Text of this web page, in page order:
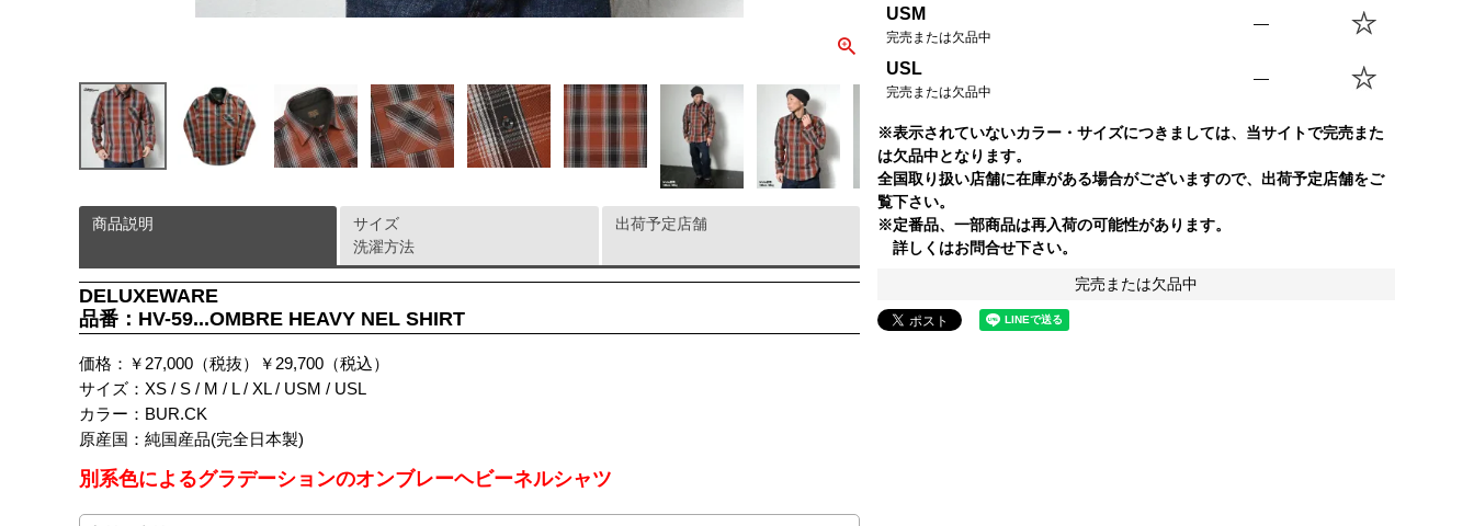
商品説明
DELUXEWARE
品番：HV-59...OMBRE HEAVY NEL SHIRT
価格：￥27,000（税抜）￥29,700（税込）
サイズ：XS / S / M / L / XL / USM / USL
カラー：BUR.CK
原産国：純国産品(完全日本製)
別系色によるグラデーションのオンブレーヘビーネルシャツ
サイズ
洗濯方法
出荷予定店舗
USM
完売または欠品中
—
USL
完売または欠品中
—
※表示されていないカラー・サイズにつきましては、当サイトで完売また
は欠品中となります。
全国取り扱い店舗に在庫がある場合がございますので、出荷予定店舗をご
覧下さい。
※定番品、一部商品は再入荷の可能性があります。
詳しくはお問合せ下さい。
完売または欠品中